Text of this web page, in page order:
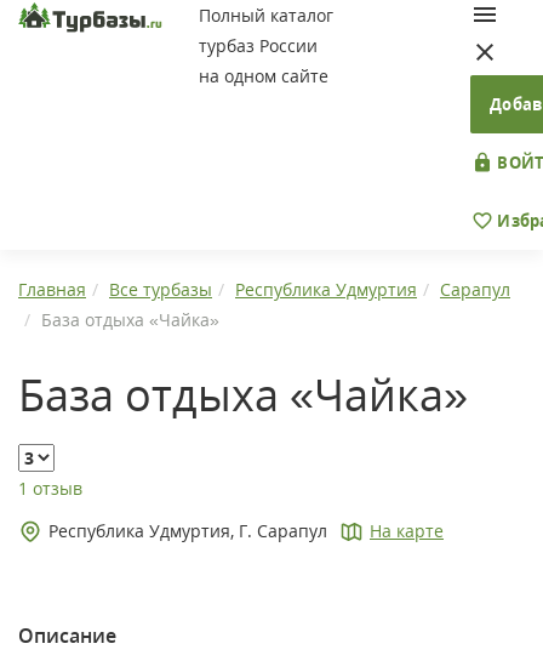
Полный каталог
турбаз России
на одном сайте
Главная Все турбазы Республика Удмуртия
Сарапул
База отдыха «Чайка»
База отдыха «Чайка»
1 отзыв
Республика Удмуртия, Г. Сарапул
На карте
Описание